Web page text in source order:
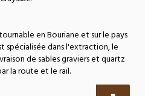
en Bouriane et sur le pays
spécialisée dans l'extraction, le
de sables graviers et quartz
la route et le rail.